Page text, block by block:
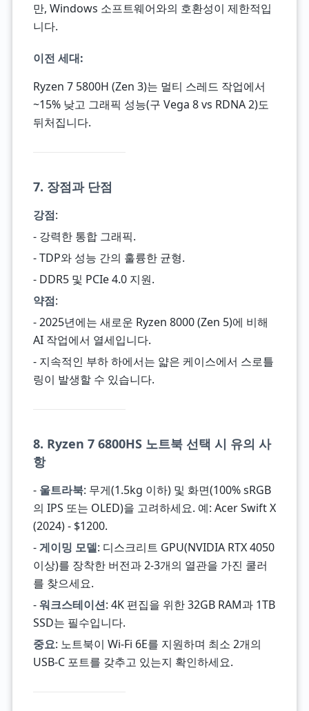
만, Windows 소프트웨어와의 호환성이 제한적입
니다.
이전 세대:
Ryzen 7 5800H (Zen 3)는 멀티 스레드 작업에서
~15% 낮고 그래픽 성능(구 Vega 8 vs RDNA 2)도
뒤처집니다.
7. 장점과 단점
강점:
- 강력한 통합 그래픽.
- TDP와 성능 간의 훌륭한 균형.
- DDR5 및 PCIe 4.0 지원.
약점:
- 2025년에는 새로운 Ryzen 8000 (Zen 5)에 비해
AI 작업에서 열세입니다.
- 지속적인 부하 하에서는 얇은 케이스에서 스로틀
링이 발생할 수 있습니다.
8. Ryzen 7 6800HS 노트북 선택 시 유의 사
항
- 울트라북: 무게(1.5kg 이하) 및 화면(100% sRGB
의 IPS 또는 OLED)을 고려하세요. 예: Acer Swift X
(2024) - $1200.
-게이밍 모델: 디스크리트 GPU(NVIDIA RTX 4050
이상)를 장착한 버전과 2-3개의 열관을 가진 쿨러
를 찾으세요.
-워크스테이션: 4K 편집을 위한 32GB RAM과 1TB
SSD는 필수입니다.
중요: 노트북이 Wi-Fi 6E를 지원하며 최소 2개의
USB-C 포트를 갖추고 있는지 확인하세요.